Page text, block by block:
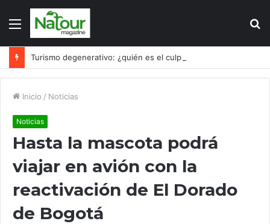
Menú
Inicio / Noticias
Noticias
Hasta la mascota podrá
viajar en avión con la
reactivación de El Dorado
de Bogotá